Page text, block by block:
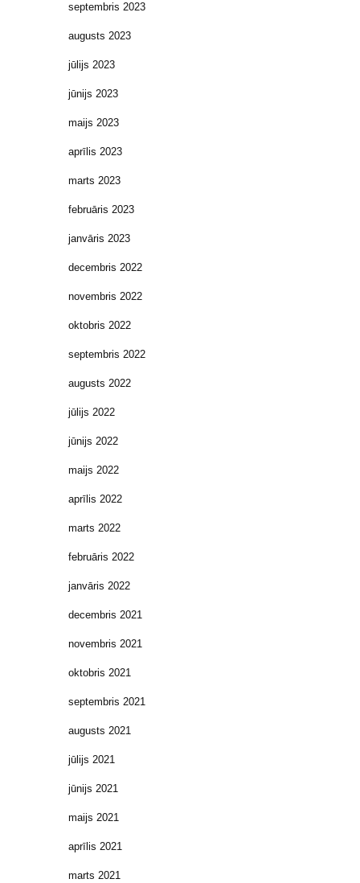
septembris 2023
augusts 2023
jūlijs 2023
jūnijs 2023
maijs 2023
aprīlis 2023
marts 2023
februāris 2023
janvāris 2023
decembris 2022
novembris 2022
oktobris 2022
septembris 2022
augusts 2022
jūlijs 2022
jūnijs 2022
maijs 2022
aprīlis 2022
marts 2022
februāris 2022
janvāris 2022
decembris 2021
novembris 2021
oktobris 2021
septembris 2021
augusts 2021
jūlijs 2021
jūnijs 2021
maijs 2021
aprīlis 2021
marts 2021